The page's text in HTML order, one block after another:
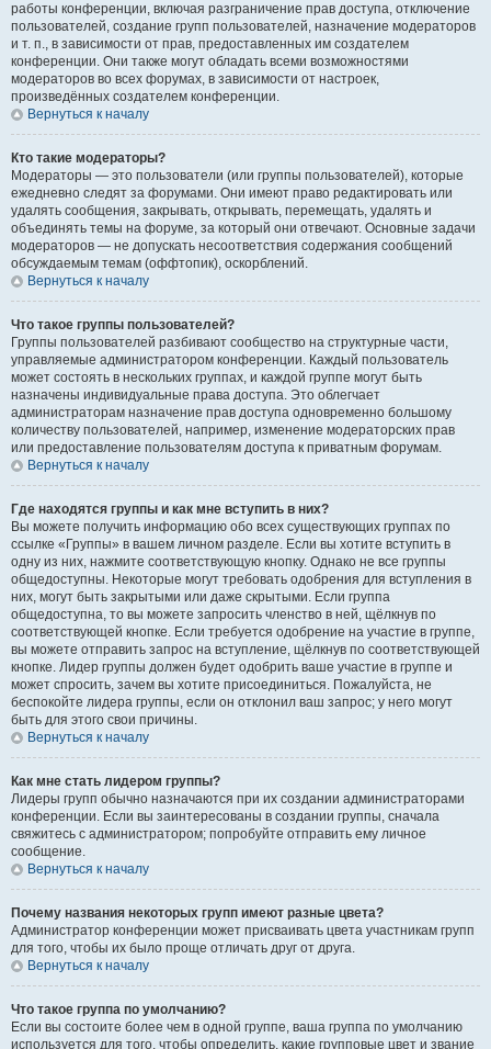
работы конференции, включая разграничение прав доступа, отключение
пользователей, создание групп пользователей, назначение модераторов
и т. п., в зависимости от прав, предоставленных им создателем
конференции. Они также могут обладать всеми возможностями
модераторов во всех форумах, в зависимости от настроек,
произведённых создателем конференции.
Вернуться к началу
Кто такие модераторы?
Модераторы — это пользователи (или группы пользователей), которые
ежедневно следят за форумами. Они имеют право редактировать или
удалять сообщения, закрывать, открывать, перемещать, удалять и
объединять темы на форуме, за который они отвечают. Основные задачи
модераторов — не допускать несоответствия содержания сообщений
обсуждаемым темам (оффтопик), оскорблений.
Вернуться к началу
Что такое группы пользователей?
Группы пользователей разбивают сообщество на структурные части,
управляемые администратором конференции. Каждый пользователь
может состоять в нескольких группах, и каждой группе могут быть
назначены индивидуальные права доступа. Это облегчает
администраторам назначение прав доступа одновременно большому
количеству пользователей, например, изменение модераторских прав
или предоставление пользователям доступа к приватным форумам.
Вернуться к началу
Где находятся группы и как мне вступить в них?
Вы можете получить информацию обо всех существующих группах по
ссылке «Группы» в вашем личном разделе. Если вы хотите вступить в
одну из них, нажмите соответствующую кнопку. Однако не все группы
общедоступны. Некоторые могут требовать одобрения для вступления в
них, могут быть закрытыми или даже скрытыми. Если группа
общедоступна, то вы можете запросить членство в ней, щёлкнув по
соответствующей кнопке. Если требуется одобрение на участие в группе,
вы можете отправить запрос на вступление, щёлкнув по соответствующей
кнопке. Лидер группы должен будет одобрить ваше участие в группе и
может спросить, зачем вы хотите присоединиться. Пожалуйста, не
беспокойте лидера группы, если он отклонил ваш запрос; у него могут
быть для этого свои причины.
Вернуться к началу
Как мне стать лидером группы?
Лидеры групп обычно назначаются при их создании администраторами
конференции. Если вы заинтересованы в создании группы, сначала
свяжитесь с администратором; попробуйте отправить ему личное
сообщение.
Вернуться к началу
Почему названия некоторых групп имеют разные цвета?
Администратор конференции может присваивать цвета участникам групп
для того, чтобы их было проще отличать друг от друга.
Вернуться к началу
Что такое группа по умолчанию?
Если вы состоите более чем в одной группе, ваша группа по умолчанию
используется для того, чтобы определить, какие групповые цвет и звание